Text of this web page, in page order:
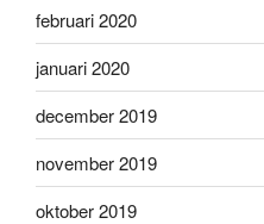
februari 2020
januari 2020
december 2019
november 2019
oktober 2019